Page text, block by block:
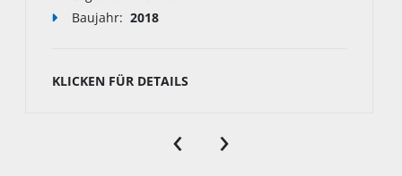
Baujahr: 2018
KLICKEN FÜR DETAILS
‹ ›